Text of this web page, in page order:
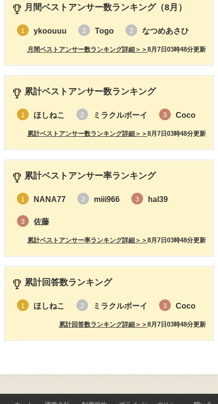
月間ベストアンサー数ランキング（8月）
1 ykoouuu 2 Togo 2 なつめあさひ
8月7日03時48分更新
月間ベストアンサー数ランキング詳細＞＞
累計ベストアンサー数ランキング
1 ほしねこ 2 ミラクルボーイ 3 Coco
8月7日03時48分更新
累計ベストアンサー数ランキング詳細＞＞
累計ベストアンサー率ランキング
1 NANA77 2 miii966 3 hal39
3 佐藤
8月7日03時48分更新
累計ベストアンサー率ランキング詳細＞＞
累計回答数ランキング
1 ほしねこ 2 ミラクルボーイ 3 Coco
8月7日03時48分更新
累計回答数ランキング詳細＞＞